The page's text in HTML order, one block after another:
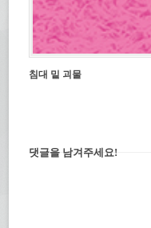
침대 밑 괴물
댓글을 남겨주세요!